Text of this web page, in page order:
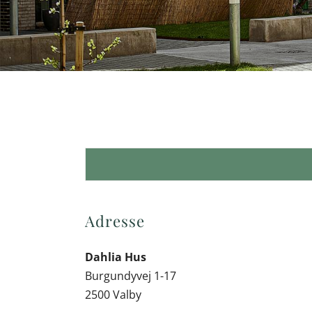
Adresse
Dahlia Hus
Burgundyvej 1-17
2500 Valby